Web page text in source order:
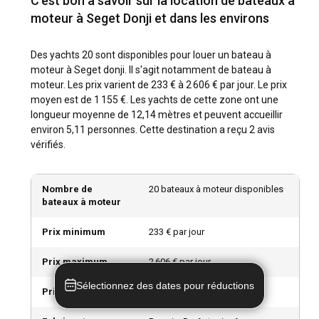
septembre à octobre, est le moment idéal pour visiter.
Comment sont les conditions météorologiques et
de navigation à Seget Donji ?
Seget Donji offre des conditions de navigation idéales tout
au long de l'année. Les étés sont généralement chauds et
secs, tandis que les hivers sont doux et humides. Le vent
local, le Bura, pose des défis passionnants pour les
navigateurs plus expérimentés. Le climat et les conditions
de bateaux à moteur.
Donji ?
Louer un bateau à moteur à Seget Donji vous permettra
d'explorer l'histoire et la culture riches de ce village de
première main. En naviguant le long de la côte, vous
découvrirez des sites archéologiques, des églises anciennes
moteur à Seget Donji et dans les environs
Des yachts 20 sont disponibles pour louer un bateau à
moteur à Seget donji. Il s'agit notamment de bateau à
moteur. Les prix varient de 233 € à 2 606 € par jour. Le prix
moyen est de 1 155 €. Les yachts de cette zone ont une
longueur moyenne de 12,14 mètres et peuvent accueillir
environ 5,11 personnes. Cette destination a reçu 2 avis
vérifiés.
Nombre de
bateaux à moteur
20 bateaux à moteur disponibles
Prix minimum 233 € par jour
Prix maximum 2 606 € par jour
Prix moyen 1 155 € par jour
Sélectionnez des dates pour réductions